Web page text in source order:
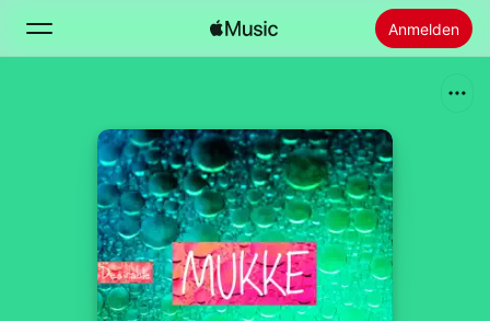
Anmelden
Startseite
Radio
Apple Music installieren